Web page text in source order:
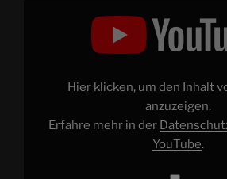
anzeigenHier klicken, um den Inhalt
anzuzeigen.
Erfahre mehr in der
YouTube.